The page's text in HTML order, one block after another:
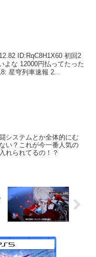
ID:RqC8H1X60 初回2
よな 12000円払ってたった
星穹列車速報 2...
システムとか全体的にむ
い？これが今一番人気の
れられてるの！？